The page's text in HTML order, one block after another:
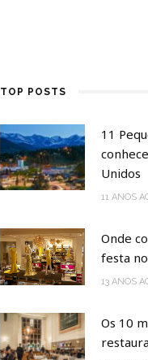
TOP POSTS
11
Unidos
11 ANOS
Onde
festa
13 ANOS
Os 10